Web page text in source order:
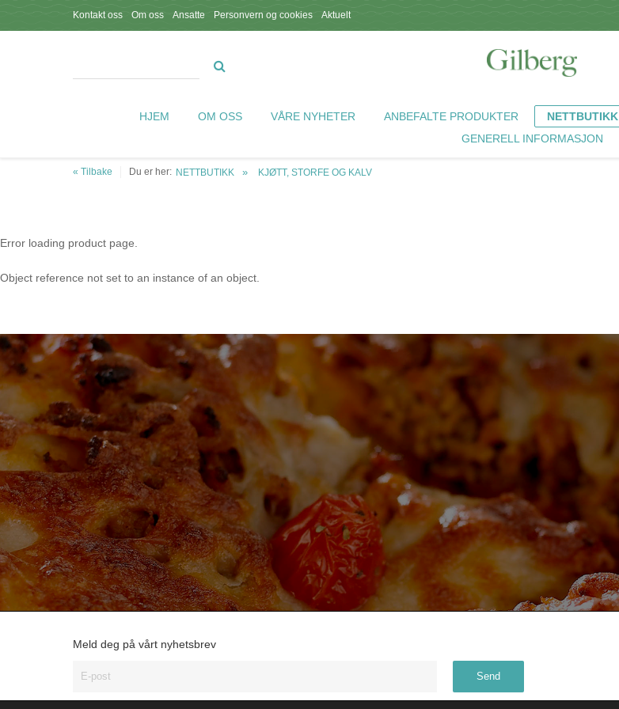
Kontakt oss Om oss Ansatte Personvern og cookies Aktuelt
HJEM OM OSS VÅRE NYHETER ANBEFALTE PRODUKTER NETTBUTIKK
GENERELL INFORMASJON
« Tilbake Du er her: NETTBUTIKK KJØTT, STORFE OG KALV
Error loading product page.
Object reference not set to an instance of an object.
Meld deg på vårt nyhetsbrev